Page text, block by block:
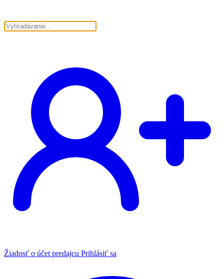
Žiadosť o účet predajcu Prihlásiť sa